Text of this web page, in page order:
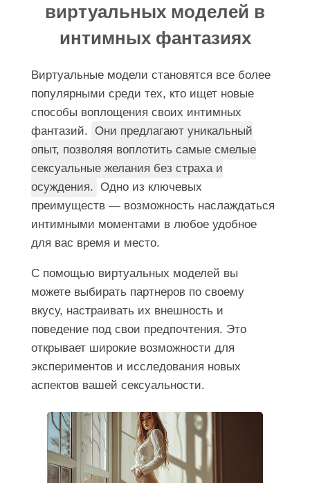
виртуальных моделей в
интимных фантазиях
Виртуальные модели становятся все более
популярными среди тех, кто ищет новые
способы воплощения своих интимных
фантазий. Они предлагают уникальный
опыт, позволяя воплотить самые смелые
сексуальные желания без страха и
осуждения. Одно из ключевых
преимуществ — возможность наслаждаться
интимными моментами в любое удобное
для вас время и место.
С помощью виртуальных моделей вы
можете выбирать партнеров по своему
вкусу, настраивать их внешность и
поведение под свои предпочтения. Это
открывает широкие возможности для
экспериментов и исследования новых
аспектов вашей сексуальности.